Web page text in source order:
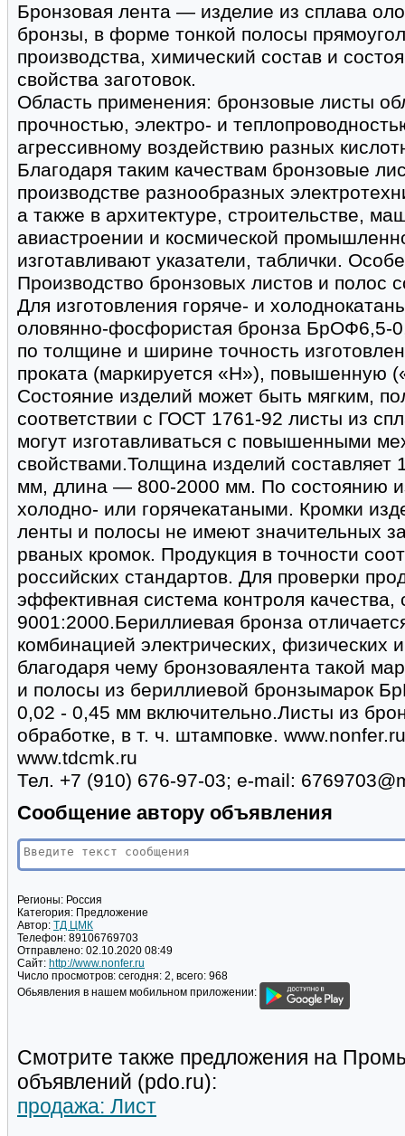
Бронзовая лента — изделие из сплава
бронзы, в форме тонкой полосы
производства, химический состав и
свойства заготовок.
Область применения: бронзовые листы
прочностью, электро- и
агрессивному воздействию разных
Благодаря таким качествам бронзовые
производстве разнообразных
а также в архитектуре, строительстве,
авиастроении и космической
изготавливают указатели, таблички.
Производство бронзовых листов и полос
Для изготовления горяче- и
оловянно-фосфористая бронза БрОФ6,5-
по толщине и ширине точность
проката (маркируется «Н»), повышенную
Состояние изделий может быть мягким,
соответствии с ГОСТ 1761-92 листы из
могут изготавливаться с повышенными
свойствами.Толщина изделий
мм, длина — 800-2000 мм. По состоянию
холодно- или горячекатаными. Кромки
ленты и полосы не имеют значительных
рваных кромок. Продукция в точности
российских стандартов. Для проверки
эффективная система контроля
9001:2000.Бериллиевая бронза
комбинацией электрических, физических
благодаря чему бронзоваялента такой
и полосы из бериллиевой бронзымарок
0,02 - 0,45 мм включительно.Листы из
обработке, в т. ч. штамповке.
www.tdcmk.ru
Тел. +7 (910) 676-97-03; e-mail:
Сообщение автору объявления
Регионы: Россия
Категория: Предложение
Автор: ТД ЦМК
Телефон: 89106769703
Отправлено: 02.10.2020 08:49
Сайт: http://www.nonfer.ru
Число просмотров: сегодня: 2, всего: 968
Обьявления в нашем мобильном приложении:
Смотрите также предложения на
объявлений (pdo.ru):
продажа: Лист